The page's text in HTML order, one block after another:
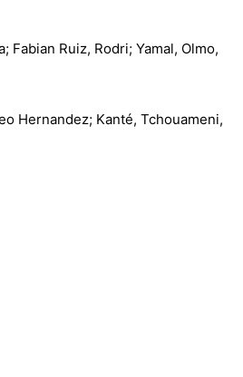
Fabian Ruiz, Rodri; Yamal, Olmo,
Hernandez; Kanté, Tchouameni,